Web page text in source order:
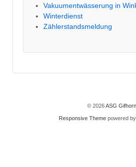
Vakuumentwässerung in
Winterdienst
Zählerstandsmeldung
© 2026ASG Gifhorn
Responsive Themepowered by